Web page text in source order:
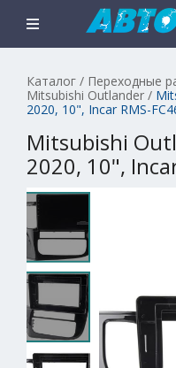
Каталог / Переходные
Mitsubishi Outlander /
2020, 10", Incar RMS-
Mitsubishi
2020, 10",